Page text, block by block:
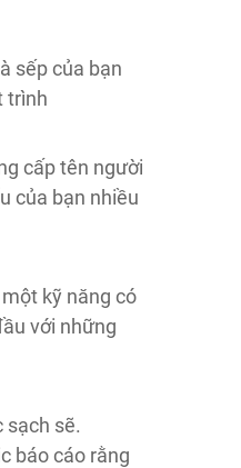
sếp của bạn
trình
cấp tên người
của bạn nhiều
kỹ năng có
với những
sạch sẽ.
báo cáo rằng